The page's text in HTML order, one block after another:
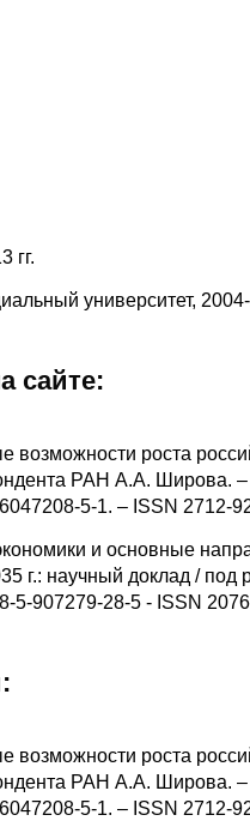
гг.
университет, 2004-
сайте:
возможности роста
РАН А.А. Широва.
5-1. – ISSN 2712-
и основные
г.: научный доклад /
5-907279-28-5 - ISSN
возможности роста
РАН А.А. Широва.
5-1. – ISSN 2712-